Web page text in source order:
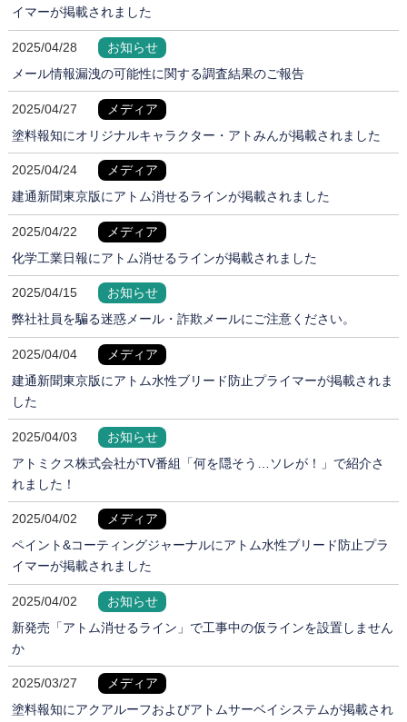
イマーが掲載されました
2025/04/28
お知らせ
メール情報漏洩の可能性に関する調査結果のご報告
2025/04/27
メディア
塗料報知にオリジナルキャラクター・アトみんが掲載されました
2025/04/24
メディア
建通新聞東京版にアトム消せるラインが掲載されました
2025/04/22
メディア
化学工業日報にアトム消せるラインが掲載されました
2025/04/15
お知らせ
弊社社員を騙る迷惑メール・詐欺メールにご注意ください。
2025/04/04
メディア
建通新聞東京版にアトム水性ブリード防止プライマーが掲載されま
した
2025/04/03
お知らせ
アトミクス株式会社がTV番組「何を隠そう…ソレが！」で紹介さ
れました！
2025/04/02
メディア
ペイント&コーティングジャーナルにアトム水性ブリード防止プラ
イマーが掲載されました
2025/04/02
お知らせ
新発売「アトム消せるライン」で工事中の仮ラインを設置しません
か
2025/03/27
メディア
塗料報知にアクアルーフおよびアトムサーベイシステムが掲載され